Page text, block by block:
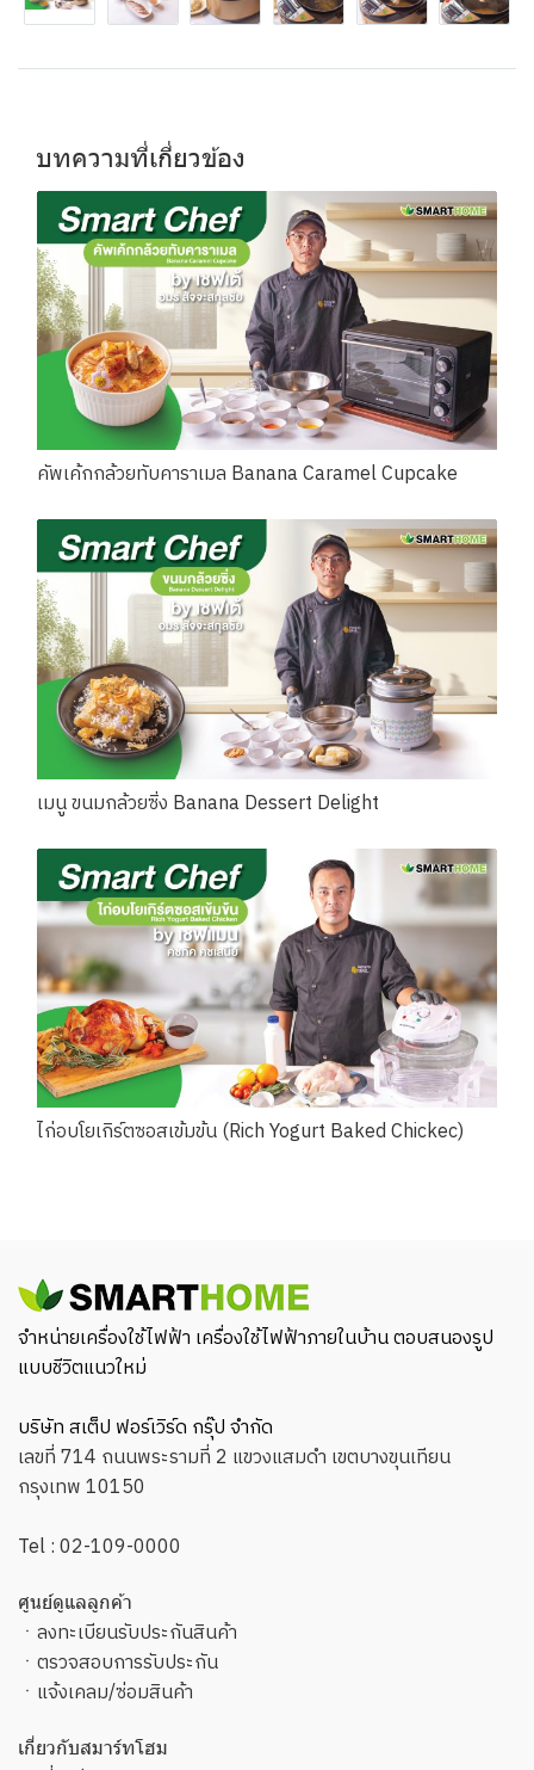
บทความที่เกี่ยวข้อง
คัพเค้กกล้วยทับคาราเมล Banana Caramel Cupcake
เมนู ขนมกล้วยซิ่ง Banana Dessert Delight
ไก่อบโยเกิร์ตซอสเข้มข้น (Rich Yogurt Baked Chickec)
จำหน่ายเครื่องใช้ไฟฟ้า เครื่องใช้ไฟฟ้าภายในบ้าน ตอบสนองรูป
แบบชีวิตแนวใหม่
บริษัท สเต็ป ฟอร์เวิร์ด กรุ๊ป จำกัด
เลขที่ 714 ถนนพระรามที่ 2 แขวงแสมดำ เขตบางขุนเทียน
กรุงเทพ 10150
Tel :02-109-0000
ศูนย์ดูแลลูกค้า
ㆍ ลงทะเบียนรับประกันสินค้า
ㆍ ตรวจสอบการรับประกัน
ㆍ แจ้งเคลม/ซ่อมสินค้า
เกี่ยวกับสมาร์ทโฮม